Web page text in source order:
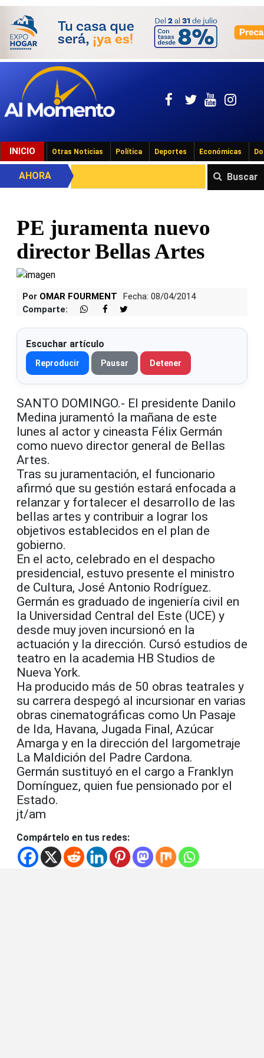
INICIO Otras Noticias Política Deportes Económicas
Buscar
AHORA
PE juramenta nuevo
director Bellas Artes
Por OMAR FOURMENT
Fecha: 08/04/2014
Comparte:
Escuchar artículo
Reproducir Pausar Detener
SANTO DOMINGO.- El presidente Danilo
Medina juramentó la mañana de este
lunes al actor y cineasta Félix Germán
como nuevo director general de Bellas
Artes.
Tras su juramentación, el funcionario
afirmó que su gestión estará enfocada a
relanzar y fortalecer el desarrollo de las
bellas artes y contribuir a lograr los
objetivos establecidos en el plan de
gobierno.
En el acto, celebrado en el despacho
presidencial, estuvo presente el ministro
de Cultura, José Antonio Rodríguez.
Germán es graduado de ingeniería civil en
la Universidad Central del Este (UCE) y
desde muy joven incursionó en la
actuación y la dirección. Cursó estudios de
teatro en la academia HB Studios de
Nueva York.
Ha producido más de 50 obras teatrales y
su carrera despegó al incursionar en varias
obras cinematográficas como Un Pasaje
de Ida, Havana, Jugada Final, Azúcar
Amarga y en la dirección del largometraje
La Maldición del Padre Cardona.
Germán sustituyó en el cargo a Franklyn
Domínguez, quien fue pensionado por el
Estado.
jt/am
Compártelo en tus redes: